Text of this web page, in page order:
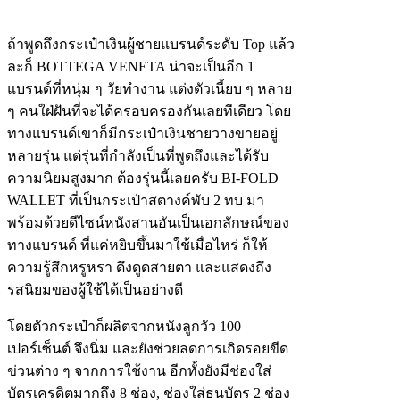
ถ้าพูดถึงกระเป๋าเงินผู้ชายแบรนด์ระดับ Top แล้ว
ละก็ BOTTEGA VENETA น่าจะเป็นอีก 1
แบรนด์ที่หนุ่ม ๆ วัยทำงาน แต่งตัวเนี้ยบ ๆ หลาย
ๆ คนใฝ่ฝันที่จะได้ครอบครองกันเลยทีเดียว โดย
ทางแบรนด์เขาก็มีกระเป๋าเงินชายวางขายอยู่
หลายรุ่น แต่รุ่นที่กำลังเป็นที่พูดถึงและได้รับ
ความนิยมสูงมาก ต้องรุ่นนี้เลยครับ BI-FOLD
WALLET ที่เป็นกระเป๋าสตางค์พับ 2 ทบ มา
พร้อมด้วยดีไซน์หนังสานอันเป็นเอกลักษณ์ของ
ทางแบรนด์ ที่แค่หยิบขึ้นมาใช้เมื่อไหร่ ก็ให้
ความรู้สึกหรูหรา ดึงดูดสายตา และแสดงถึง
รสนิยมของผู้ใช้ได้เป็นอย่างดี
โดยตัวกระเป๋าก็ผลิตจากหนังลูกวัว 100
เปอร์เซ็นต์ จึงนิ่ม และยังช่วยลดการเกิดรอยขีด
ข่วนต่าง ๆ จากการใช้งาน อีกทั้งยังมีช่องใส่
บัตรเครดิตมากถึง 8 ช่อง, ช่องใส่ธนบัตร 2 ช่อง